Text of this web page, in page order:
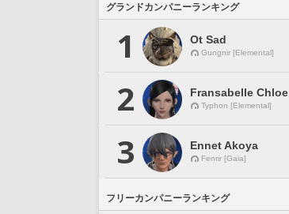
グランドカンパニーランキング
1 Ot Sad
Gungnir [Elemental]
2 Fransabelle Chloe
Typhon [Elemental]
3 Ennet Akoya
Fenrir [Gaia]
フリーカンパニーランキング